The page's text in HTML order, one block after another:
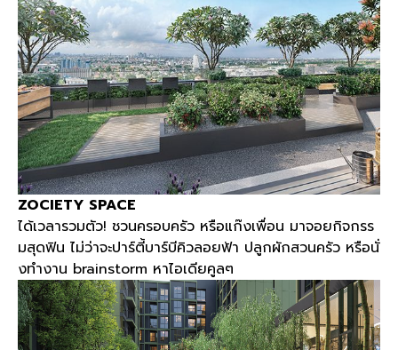
ZOCIETY SPACE
ได้เวลารวมตัว! ชวนครอบครัว หรือแก๊งเพื่อน มาจอยกิจกรร
มสุดฟิน ไม่ว่าจะปาร์ตี้บาร์บีคิวลอยฟ้า ปลูกผักสวนครัว หรือนั่
งทำงาน brainstorm หาไอเดียคูลๆ